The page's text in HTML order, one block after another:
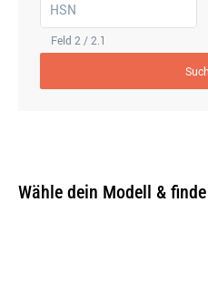
HSN
Feld 2 / 2.1
Wähle dein Modell &